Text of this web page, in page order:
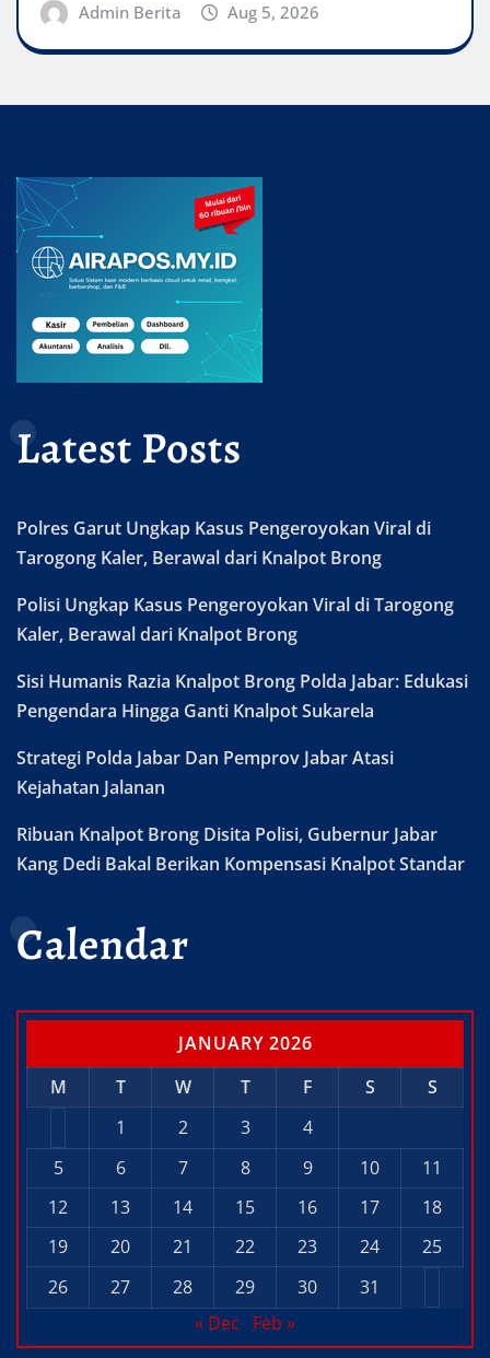
Admin Berita Aug 5, 2026
Latest Posts
Polres Garut Ungkap Kasus Pengeroyokan Viral di
Tarogong Kaler, Berawal dari Knalpot Brong
Polisi Ungkap Kasus Pengeroyokan Viral di Tarogong
Kaler, Berawal dari Knalpot Brong
Sisi Humanis Razia Knalpot Brong Polda Jabar: Edukasi
Pengendara Hingga Ganti Knalpot Sukarela
Strategi Polda Jabar Dan Pemprov Jabar Atasi
Kejahatan Jalanan
Ribuan Knalpot Brong Disita Polisi, Gubernur Jabar
Kang Dedi Bakal Berikan Kompensasi Knalpot Standar
Calendar
JANUARY 2026
M
T W T F S
S
1
2 3
4
5
6 7 8 9 10
11
12
13 14 15 16 17
18
19
20 21 22 23 24
25
26
27 28 29 30
31
« Dec
Feb »